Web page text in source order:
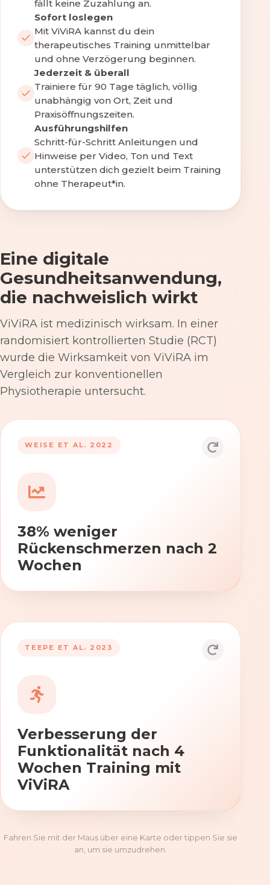
fällt keine Zuzahlung an.
Sofort loslegen
Mit ViViRA kannst du dein
therapeutisches Training unmittelbar
und ohne Verzögerung beginnen.
Jederzeit & überall
Trainiere für 90 Tage täglich, völlig
unabhängig von Ort, Zeit und
Praxisöffnungszeiten.
Ausführungshilfen
Schritt-für-Schritt Anleitungen und
Hinweise per Video, Ton und Text
unterstützen dich gezielt beim Training
ohne Therapeut*in.
Eine digitale
Gesundheitsanwendung,
die nachweislich wirkt
ViViRA ist medizinisch wirksam. In einer
randomisiert kontrollierten Studie (RCT)
wurde die Wirksamkeit von ViViRA im
Vergleich zur konventionellen
Physiotherapie untersucht.
WEISE ET AL. 2022
38% weniger
Rückenschmerzen nach 2
Wochen
53% nach 12 Wochen
TEEPE ET AL. 2023
Verbesserung der
Funktionalität nach 4
Wochen Training mit
ViViRA
Durch die Anwendung von ViViRA
Beweglichkeit und Koordination nach
Fahren Sie mit der Maus über eine Karte oder tippen Sie sie
an, um sie umzudrehen.